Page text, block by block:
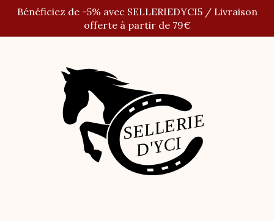
Bénéficiez de -5% avec SELLERIEDYCI5 / Livraison
offerte à partir de 79€